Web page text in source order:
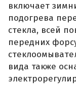
включает
подогрева
стекла, всей
передних
вида также